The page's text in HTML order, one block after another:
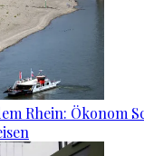
Rhein: Ökonom